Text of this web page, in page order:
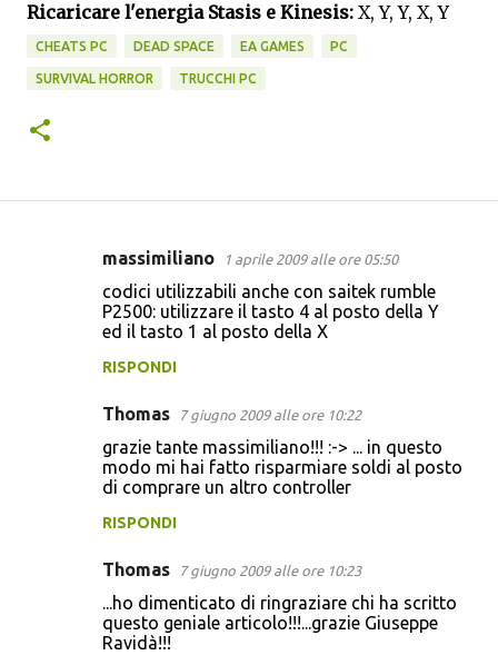
Ricaricare l'energia Stasis e Kinesis: X, Y, Y, X, Y
CHEATS PC DEAD SPACE EA GAMES PC
SURVIVAL HORROR TRUCCHI PC
massimiliano 1 aprile 2009 alle ore 05:50
codici utilizzabili anche con saitek rumble
P2500: utilizzare il tasto 4 al posto della Y
ed il tasto 1 al posto della X
RISPONDI
Thomas 7 giugno 2009 alle ore 10:22
grazie tante massimiliano!!! :-> ... in questo
modo mi hai fatto risparmiare soldi al posto
di comprare un altro controller
RISPONDI
Thomas 7 giugno 2009 alle ore 10:23
...ho dimenticato di ringraziare chi ha scritto
questo geniale articolo!!!...grazie Giuseppe
Ravidà!!!